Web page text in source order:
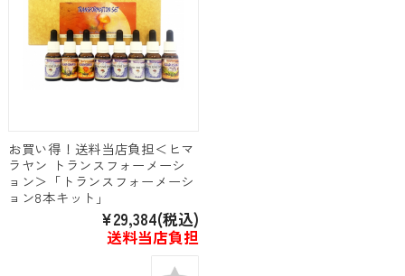
お買い得！送料当店負担＜ヒマ
ラヤン トランスフォーメーシ
ョン＞「トランスフォーメーシ
ョン8本キット」
¥29,384(税込)
送料当店負担